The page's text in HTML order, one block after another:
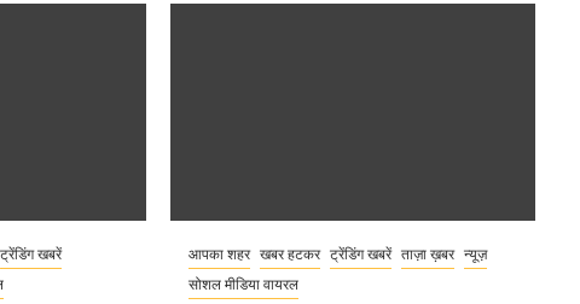
ट्रेंडिंग खबरें
आपका शहर खबर हटकर ट्रेंडिंग खबरें ताज़ा ख़बर
न्यूज़
सोशल मीडिया वायरल